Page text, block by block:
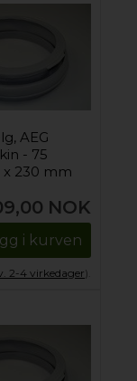
AEG
- 75
x 230 mm
NOK
i kurven
2-4 virkedager).